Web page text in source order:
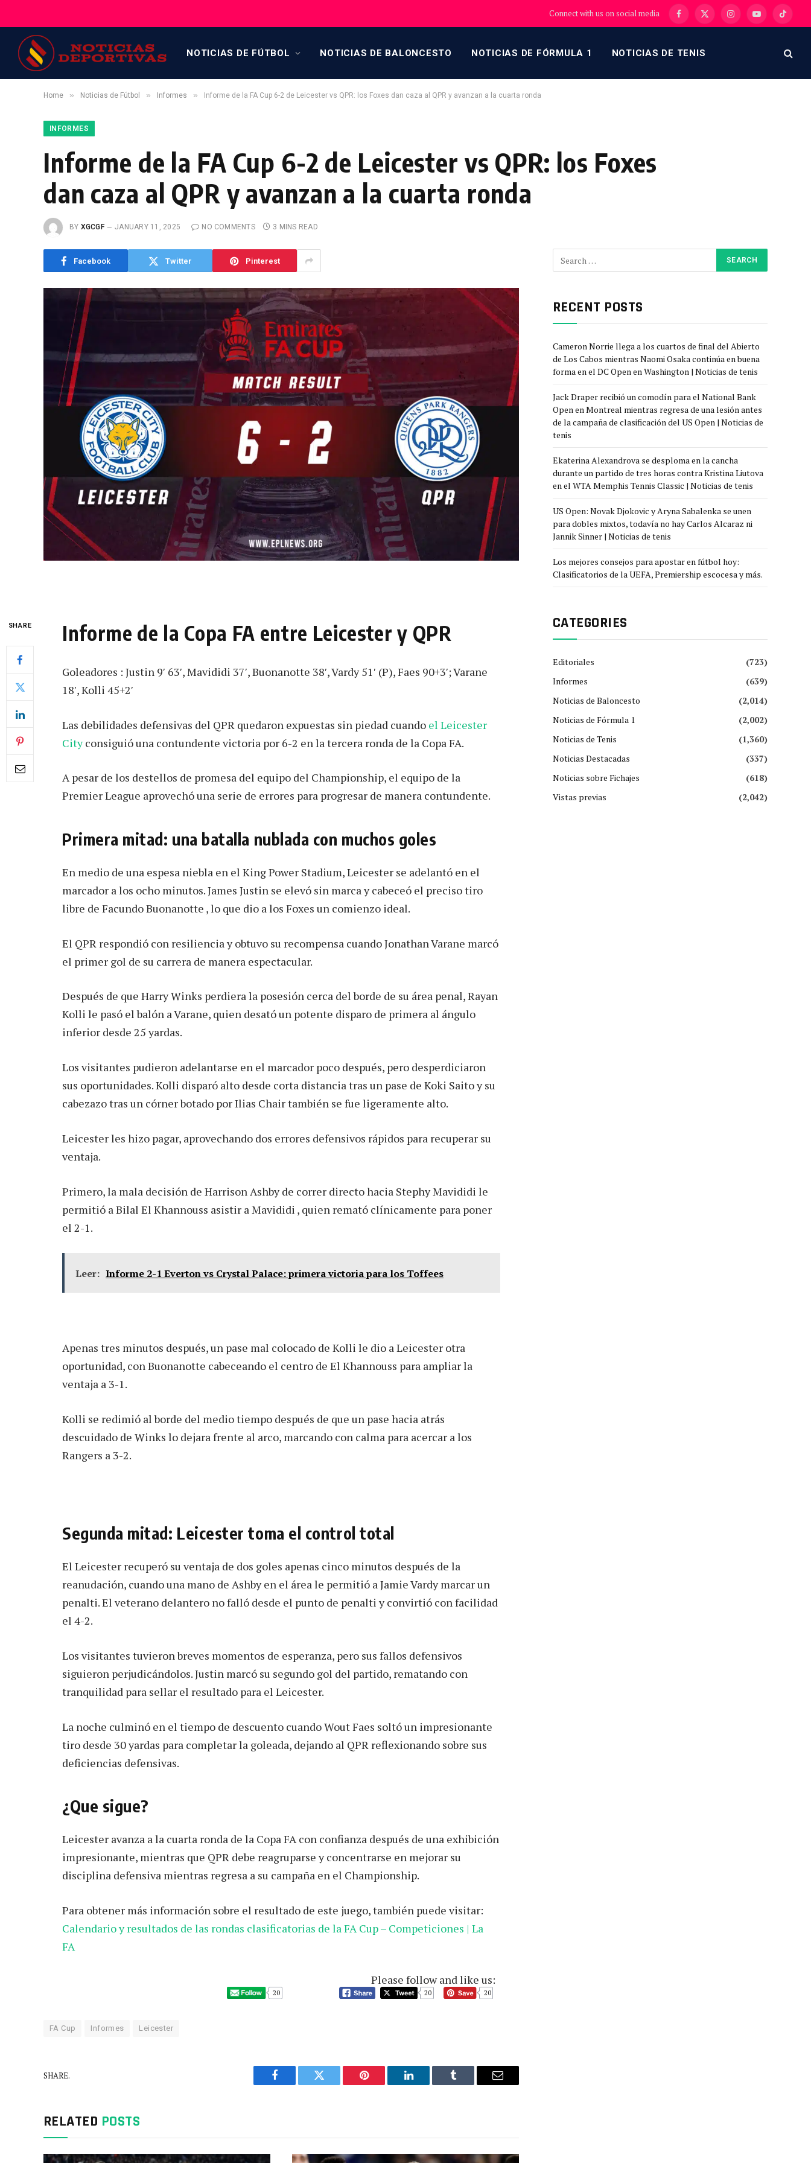
Connect with us on social media Facebook
X
InstagramYouTubeTikTok
NOTICIAS DE FÚTBOL NOTICIAS DE BALONCESTO NOTICIAS DE FÓRMULA 1 NOTICIAS DE TENIS
Home » Noticias de Fútbol » Informes » Informe de la FA Cup 6-2 de Leicester vs QPR: los Foxes dan caza al QPR y avanzan a la cuarta ronda
INFORMES
Informe de la FA Cup 6-2 de Leicester vs QPR: los Foxes
dan caza al QPR y avanzan a la cuarta ronda
BY XGCGF JANUARY 11, 2025 NO COMMENTS 3 MINS READ
Facebook Twitter Pinterest
SHARE Informe de la Copa FA entre Leicester y QPR
Goleadores : Justin 9′ 63′, Mavididi 37′, Buonanotte 38′, Vardy 51′ (P), Faes 90+3′; Varane
18′, Kolli 45+2′
Las debilidades defensivas del QPR quedaron expuestas sin piedad cuando el Leicester
Cityconsiguió una contundente victoria por 6-2 en la tercera ronda de la Copa FA.
A pesar de los destellos de promesa del equipo del Championship, el equipo de la
Premier League aprovechó una serie de errores para progresar de manera contundente.
Primera mitad: una batalla nublada con muchos goles
En medio de una espesa niebla en el King Power Stadium, Leicester se adelantó en el
marcador a los ocho minutos. James Justin se elevó sin marca y cabeceó el preciso tiro
libre de Facundo Buonanotte , lo que dio a los Foxes un comienzo ideal.
El QPR respondió con resiliencia y obtuvo su recompensa cuando Jonathan Varane marcó
el primer gol de su carrera de manera espectacular.
Después de que Harry Winks perdiera la posesión cerca del borde de su área penal, Rayan
Kolli le pasó el balón a Varane, quien desató un potente disparo de primera al ángulo
inferior desde 25 yardas.
Los visitantes pudieron adelantarse en el marcador poco después, pero desperdiciaron
sus oportunidades. Kolli disparó alto desde corta distancia tras un pase de Koki Saito y su
cabezazo tras un córner botado por Ilias Chair también se fue ligeramente alto.
Leicester les hizo pagar, aprovechando dos errores defensivos rápidos para recuperar su
ventaja.
Primero, la mala decisión de Harrison Ashby de correr directo hacia Stephy Mavididi le
permitió a Bilal El Khannouss asistir a Mavididi , quien remató clínicamente para poner
el 2-1.
Leer: Informe 2-1 Everton vs Crystal Palace: primera victoria para los Toffees
Apenas tres minutos después, un pase mal colocado de Kolli le dio a Leicester otra
oportunidad, con Buonanotte cabeceando el centro de El Khannouss para ampliar la
ventaja a 3-1.
Kolli se redimió al borde del medio tiempo después de que un pase hacia atrás
descuidado de Winks lo dejara frente al arco, marcando con calma para acercar a los
Rangers a 3-2.
Segunda mitad: Leicester toma el control total
El Leicester recuperó su ventaja de dos goles apenas cinco minutos después de la
reanudación, cuando una mano de Ashby en el área le permitió a Jamie Vardy marcar un
penalti. El veterano delantero no falló desde el punto de penalti y convirtió con facilidad
el 4-2.
Los visitantes tuvieron breves momentos de esperanza, pero sus fallos defensivos
siguieron perjudicándolos. Justin marcó su segundo gol del partido, rematando con
tranquilidad para sellar el resultado para el Leicester.
La noche culminó en el tiempo de descuento cuando Wout Faes soltó un impresionante
tiro desde 30 yardas para completar la goleada, dejando al QPR reflexionando sobre sus
deficiencias defensivas.
¿Que sigue?
Leicester avanza a la cuarta ronda de la Copa FA con confianza después de una exhibición
impresionante, mientras que QPR debe reagruparse y concentrarse en mejorar su
disciplina defensiva mientras regresa a su campaña en el Championship.
Para obtener más información sobre el resultado de este juego, también puede visitar:
Calendario y resultados de las rondas clasificatorias de la FA Cup – Competiciones | La
FA
Please follow and like us:
20 20 20
FA Cup Informes Leicester
SHARE.
Facebook Twitter Pinterest LinkedIn Tumblr Email
RELATED POSTS
RECENT POSTS
Cameron Norrie llega a los cuartos de final del Abierto
de Los Cabos mientras Naomi Osaka continúa en buena
forma en el DC Open en Washington | Noticias de tenis
Jack Draper recibió un comodín para el National Bank
Open en Montreal mientras regresa de una lesión antes
de la campaña de clasificación del US Open | Noticias de
tenis
Ekaterina Alexandrova se desploma en la cancha
durante un partido de tres horas contra Kristina Liutova
en el WTA Memphis Tennis Classic | Noticias de tenis
US Open: Novak Djokovic y Aryna Sabalenka se unen
para dobles mixtos, todavía no hay Carlos Alcaraz ni
Jannik Sinner | Noticias de tenis
Los mejores consejos para apostar en fútbol hoy:
Clasificatorios de la UEFA, Premiership escocesa y más.
CATEGORIES
Editoriales
(723)
Informes
(639)
Noticias de Baloncesto
(2,014)
Noticias de Fórmula 1
(2,002)
Noticias de Tenis
(1,360)
Noticias Destacadas
(337)
Noticias sobre Fichajes
(618)
Vistas previas
(2,042)